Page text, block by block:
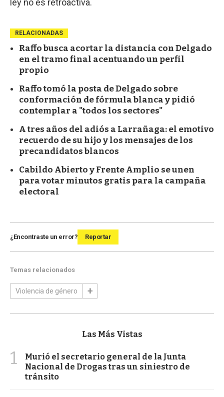
ley no es retroactiva.
RELACIONADAS
Raffo busca acortar la distancia con Delgado
en el tramo final acentuando un perfil
propio
Raffo tomó la posta de Delgado sobre
conformación de fórmula blanca y pidió
contemplar a "todos los sectores"
A tres años del adiós a Larrañaga: el emotivo
recuerdo de su hijo y los mensajes de los
precandidatos blancos
Cabildo Abierto y Frente Amplio se unen
para votar minutos gratis para la campaña
electoral
¿Encontraste un error? Reportar
Temas relacionados
Violencia de género
Las Más Vistas
1
Murió el secretario general de la Junta
Nacional de Drogas tras un siniestro de
tránsito